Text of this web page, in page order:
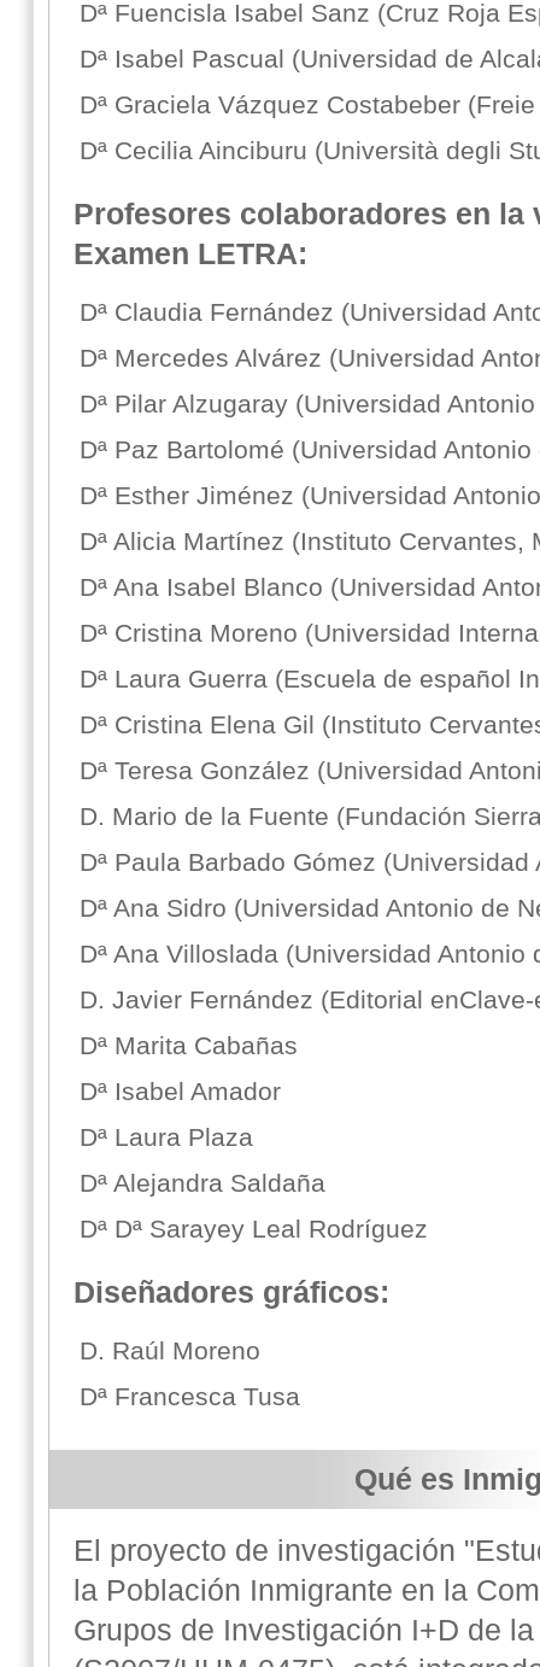
Dª Fuencisla Isabel Sanz (Cruz Roja
Dª Isabel Pascual (Universidad de
Dª Graciela Vázquez Costabeber
Dª Cecilia Ainciburu (Università degli
Profesores colaboradores en
Examen LETRA:
Dª Claudia Fernández (Universidad
Dª Mercedes Alvárez (Universidad
Dª Pilar Alzugaray (Universidad
Dª Paz Bartolomé (Universidad
Dª Esther Jiménez (Universidad
Dª Alicia Martínez (Instituto Cervantes,
Dª Ana Isabel Blanco (Universidad
Dª Cristina Moreno (Universidad
Dª Laura Guerra (Escuela de español
Dª Cristina Elena Gil (Instituto
Dª Teresa González (Universidad
D. Mario de la Fuente (Fundación
Dª Paula Barbado Gómez
Dª Ana Sidro (Universidad Antonio de
Dª Ana Villoslada (Universidad Antonio
D. Javier Fernández (Editorial enClave-
Dª Marita Cabañas
Dª Isabel Amador
Dª Laura Plaza
Dª Alejandra Saldaña
Dª Dª Sarayey Leal Rodríguez
Diseñadores gráficos:
D. Raúl Moreno
Dª Francesca Tusa
Qué es
El proyecto de investigación
la Población Inmigrante en la
Grupos de Investigación I+D de